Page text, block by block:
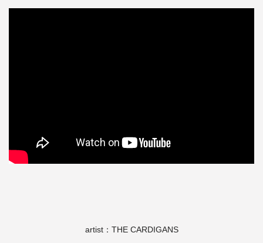
artist：THE CARDIGANS